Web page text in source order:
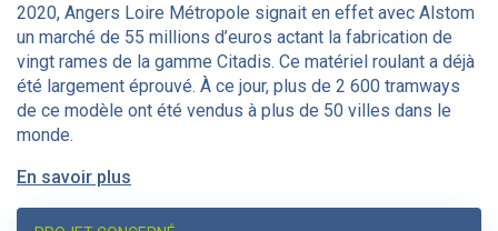
2020, Angers Loire Métropole signait en effet avec Alstom
un marché de 55 millions d’euros actant la fabrication de
vingt rames de la gamme Citadis. Ce matériel roulant a déjà
été largement éprouvé. À ce jour, plus de 2 600 tramways
de ce modèle ont été vendus à plus de 50 villes dans le
monde.
En savoir plus